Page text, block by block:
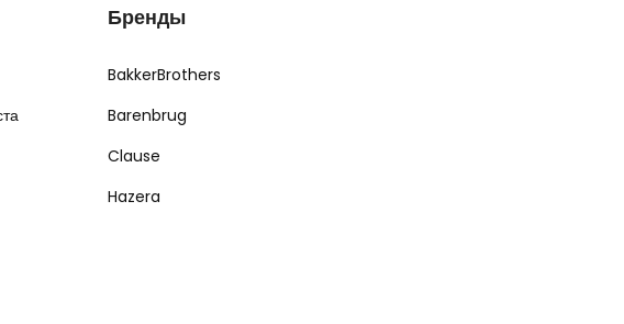
Бренды
BakkerBrothers
Barenbrug
Clause
Hazera